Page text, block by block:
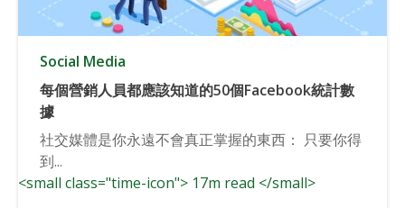
Social Media
每個營銷人員都應該知道的50個Facebook統計數
據
社交媒體是你永遠不會真正掌握的東西： 只要你得
到...
<small class="time-icon"> 17m read </small>